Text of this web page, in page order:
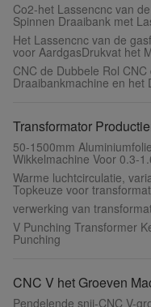
Co2-het Lassencnc van
Spinnen Draaibank met
Het Lassencnc van de
voor AardgasDrukvat het
CNC de Dubbele Rol
Draaibankmachine en het
Transformator
50-1500mm
Wikkelmachine Voor 0.3-
Warme luchtcirculatie,
Topkeuze voor
verwerking van
V Punching Transformer
Punching
CNC V het Groeven
Pendelende snij-CNC V-